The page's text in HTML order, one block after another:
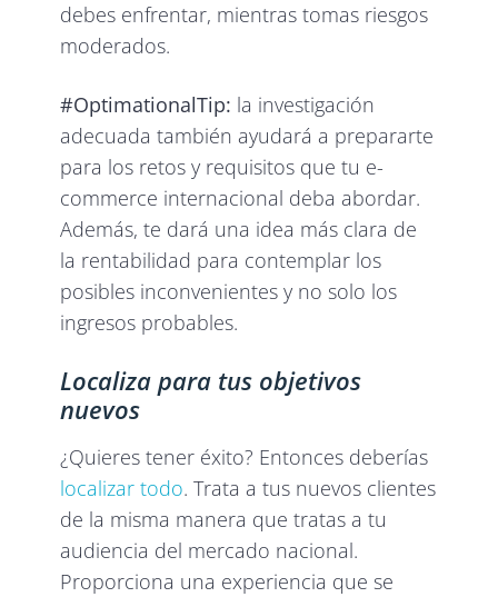
debes enfrentar, mientras tomas riesgos
moderados.
#OptimationalTip: la investigación
adecuada también ayudará a prepararte
para los retos y requisitos que tu e-
commerce internacional deba abordar.
Además, te dará una idea más clara de
la rentabilidad para contemplar los
posibles inconvenientes y no solo los
ingresos probables.
Localiza para tus objetivos
nuevos
¿Quieres tener éxito? Entonces deberías
localizar todo. Trata a tus nuevos clientes
de la misma manera que tratas a tu
audiencia del mercado nacional.
Proporciona una experiencia que se